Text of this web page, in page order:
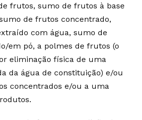
frutos, sumo de frutos à base
de frutos concentrado,
com água, sumo de
em pó, a polmes de frutos (o
eliminação física de uma
da água de constituição) e/ou
concentrados e/ou a uma